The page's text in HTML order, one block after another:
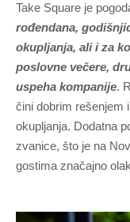
Take Square je
rođendana,
okupljanja, ali i za
poslovne večere,
uspeha kompanije.
čini dobrim rešenjem
okupljanja. Dodatna
zvanice, što je na
gostima značajno